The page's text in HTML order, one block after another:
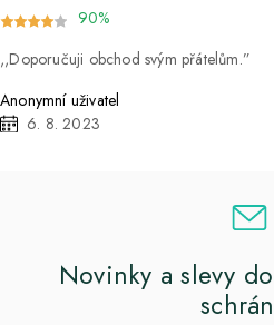
90%
Doporučuji obchod svým přátelům.
Anonymní uživatel
6. 8. 2023
Novinky a slevy